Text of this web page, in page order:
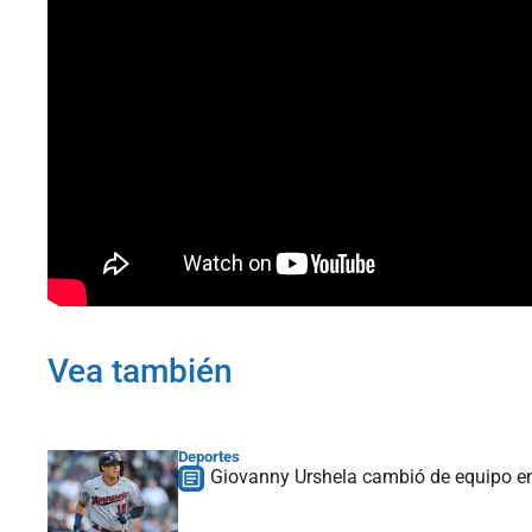
Vea también
Deportes
Giovanny Urshela cambió de equipo